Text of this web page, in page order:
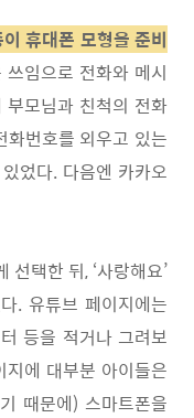
휴대폰 모형을 준비
임으로 전화와 메시
모님과 친척의 전화
화번호를 외우고 있는
었다. 다음엔 카카오
선택한 뒤, ‘사랑해요’
. 유튜브 페이지에는
등을 적거나 그려보
에 대부분 아이들은
때문에) 스마트폰을